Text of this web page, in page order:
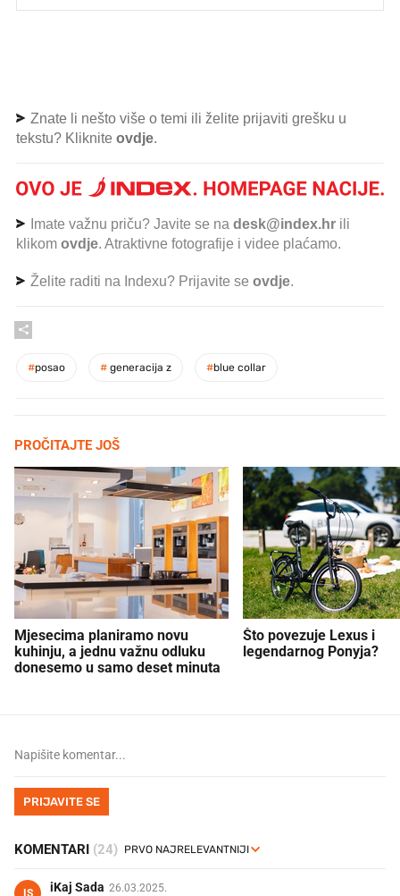
Znate li nešto više o temi ili želite prijaviti grešku u
tekstu? Kliknite ovdje.
Imate važnu priču? Javite se na desk@index.hr ili
klikom ovdje. Atraktivne fotografije i videe plaćamo.
Želite raditi na Indexu? Prijavite se ovdje.
#posao # generacija z #blue collar
PROČITAJTE JOŠ
Mjesecima planiramo novu
kuhinju, a jednu važnu odluku
donesemo u samo deset minuta
Što povezuje Lexus i
legendarnog Ponyja?
PRIJAVITE SE
KOMENTARI (24)
IS iKaj Sada 26.03.2025.